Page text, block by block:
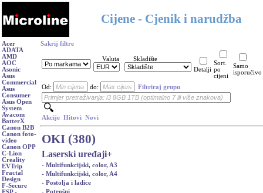
Cijene - Cjenik i narudžba
Acer
ADATA
AMD
AOC
Asonic
Asus
Commercial
Asus
Consumer
Asus Open
System
Avacom
BatterX
Canon B2B
Canon foto-
video
Canon OPP
C-Lion
Creality
EVTrip
Fractal
Design
F-Secure
Sakrij filtre
Valuta
Skladište
Detalji
Sort.
po
cijeni
Samo
isporučivo
Od: do: Filtriraj grupu
Akcije Hitovi Novi
OKI (380)
Laserski uređaji+
- Multifunkcijski, color, A3
- Multifunkcijski, color, A4
- Postolja i ladice
- Potrošni